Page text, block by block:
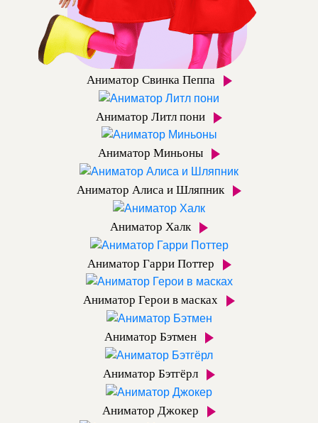
Аниматор Свинка Пеппа
Аниматор Литл пони
Аниматор Миньоны
Аниматор Алиса и Шляпник
Аниматор Халк
Аниматор Гарри Поттер
Аниматор Герои в масках
Аниматор Бэтмен
Аниматор Бэтгёрл
Аниматор Джокер